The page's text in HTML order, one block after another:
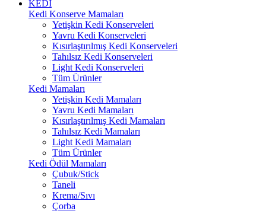
KEDİ
Kedi Konserve Mamaları
Yetişkin Kedi Konserveleri
Yavru Kedi Konserveleri
Kısırlaştırılmış Kedi Konserveleri
Tahılsız Kedi Konserveleri
Light Kedi Konserveleri
Tüm Ürünler
Kedi Mamaları
Yetişkin Kedi Mamaları
Yavru Kedi Mamaları
Kısırlaştırılmış Kedi Mamaları
Tahılsız Kedi Mamaları
Light Kedi Mamaları
Tüm Ürünler
Kedi Ödül Mamaları
Çubuk/Stick
Taneli
Krema/Sıvı
Çorba